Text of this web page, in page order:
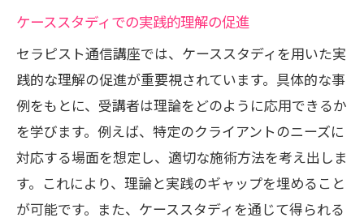
ケーススタディでの実践的理解の促進
セラピスト通信講座では、ケーススタディを用いた実
践的な理解の促進が重要視されています。具体的な事
例をもとに、受講者は理論をどのように応用できるか
を学びます。例えば、特定のクライアントのニーズに
対応する場面を想定し、適切な施術方法を考え出しま
す。これにより、理論と実践のギャップを埋めること
が可能です。また、ケーススタディを通じて得られる